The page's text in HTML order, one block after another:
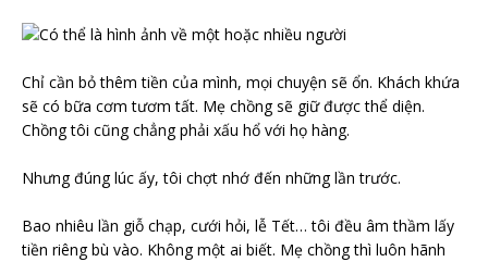
Chỉ cần bỏ thêm tiền của mình, mọi chuyện sẽ ổn. Khách khứa
sẽ có bữa cơm tươm tất. Mẹ chồng sẽ giữ được thể diện.
Chồng tôi cũng chẳng phải xấu hổ với họ hàng.
Nhưng đúng lúc ấy, tôi chợt nhớ đến những lần trước.
Bao nhiêu lần giỗ chạp, cưới hỏi, lễ Tết… tôi đều âm thầm lấy
tiền riêng bù vào. Không một ai biết. Mẹ chồng thì luôn hãnh